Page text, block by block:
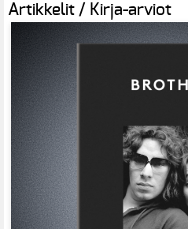
Artikkelit / Kirja-arviot